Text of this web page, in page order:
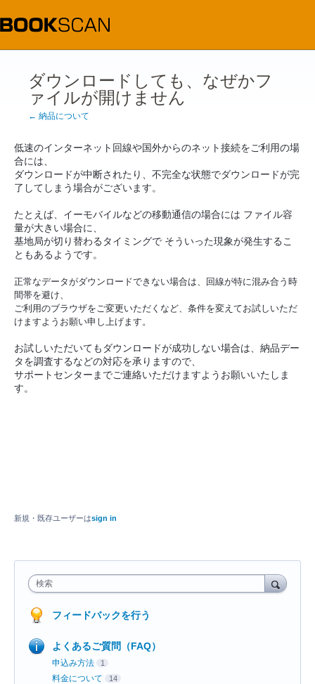
ダウンロードしても、なぜかフ
ァイルが開けません
← 納品について
低速のインターネット回線や国外からのネット接続をご利用の場
合には、
ダウンロードが中断されたり、不完全な状態でダウンロードが完
了してしまう場合がございます。
たとえば、イーモバイルなどの移動通信の場合には ファイル容
量が大きい場合に、
基地局が切り替わるタイミングで そういった現象が発生するこ
ともあるようです。
正常なデータがダウンロードできない場合は、回線が特に混み合う時
間帯を避け、
ご利用のブラウザをご変更いただくなど、条件を変えてお試しいただ
けますようお願い申し上げます。
お試しいただいてもダウンロードが成功しない場合は、納品デー
タを調査するなどの対応を承りますので、
サポートセンターまでご連絡いただけますようお願いいたしま
す。
新規・既存ユーザーはsign in
検索
フィードバックを行う
よくあるご質問（FAQ）
申込み方法 1
料金について 14